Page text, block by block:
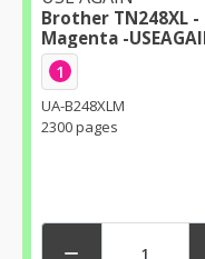
Brother TN248XL
Magenta -
1
UA-B248XLM
2300 pages
